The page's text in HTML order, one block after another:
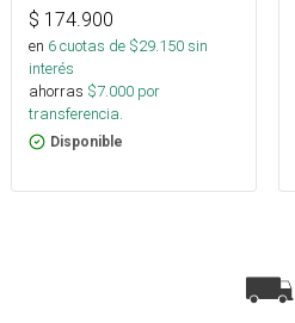
$ 174.900
en 6cuotas de $29.150sin
interés
ahorras $7.000 por
transferencia.
Disponible